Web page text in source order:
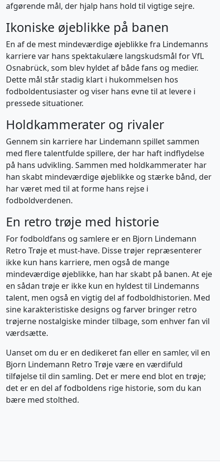
afgørende mål, der hjalp hans hold til vigtige sejre.
Ikoniske øjeblikke på banen
En af de mest mindeværdige øjeblikke fra Lindemanns
karriere var hans spektakulære langskudsmål for VfL
Osnabrück, som blev hyldet af både fans og medier.
Dette mål står stadig klart i hukommelsen hos
fodboldentusiaster og viser hans evne til at levere i
pressede situationer.
Holdkammerater og rivaler
Gennem sin karriere har Lindemann spillet sammen
med flere talentfulde spillere, der har haft indflydelse
på hans udvikling. Sammen med holdkammerater har
han skabt mindeværdige øjeblikke og stærke bånd, der
har været med til at forme hans rejse i
fodboldverdenen.
En retro trøje med historie
For fodboldfans og samlere er en Bjorn Lindemann
Retro Trøje et must-have. Disse trøjer repræsenterer
ikke kun hans karriere, men også de mange
mindeværdige øjeblikke, han har skabt på banen. At eje
en sådan trøje er ikke kun en hyldest til Lindemanns
talent, men også en vigtig del af fodboldhistorien. Med
sine karakteristiske designs og farver bringer retro
trøjerne nostalgiske minder tilbage, som enhver fan vil
værdsætte.
Uanset om du er en dedikeret fan eller en samler, vil en
Bjorn Lindemann Retro Trøje være en værdifuld
tilføjelse til din samling. Det er mere end blot en trøje;
det er en del af fodboldens rige historie, som du kan
bære med stolthed.